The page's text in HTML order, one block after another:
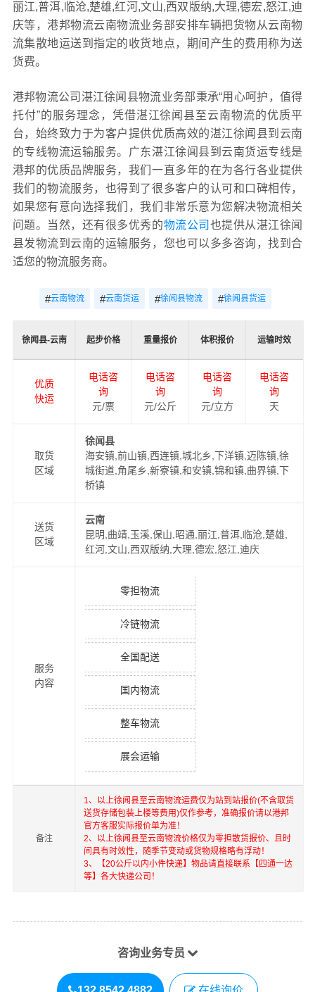
丽江,普洱,临沧,楚雄,红河,文山,西双版纳,大理,德宏,怒江,迪
庆等，港邦物流云南物流业务部安排车辆把货物从云南物
流集散地运送到指定的收货地点，期间产生的费用称为送
货费。
港邦物流公司湛江徐闻县物流业务部秉承“用心呵护，值得
托付”的服务理念，凭借湛江徐闻县至云南物流的优质平
台，始终致力于为客户提供优质高效的湛江徐闻县到云南
的专线物流运输服务。广东湛江徐闻县到云南货运专线是
港邦的优质品牌服务，我们一直多年的在为各行各业提供
我们的物流服务，也得到了很多客户的认可和口碑相传，
如果您有意向选择我们，我们非常乐意为您解决物流相关
问题。当然，还有很多优秀的物流公司 也提供从湛江徐闻
县发物流到云南的运输服务，您也可以多多咨询，找到合
适您的物流服务商。
#云南物流 #云南货运 #徐闻县物流 #徐闻县货运
徐闻县-云南 起步价格 重量报价 体积报价 运输时效
优质
快运
电话咨
询
元/票
电话咨
询
元/公斤
电话咨
询
元/立方
电话咨
询
天
取货
区域
徐闻县
海安镇,前山镇,西连镇,城北乡,下洋镇,迈陈镇,徐
城街道,角尾乡,新寮镇,和安镇,锦和镇,曲界镇,下
桥镇
送货
区域
云南
昆明,曲靖,玉溪,保山,昭通,丽江,普洱,临沧,楚雄,
红河,文山,西双版纳,大理,德宏,怒江,迪庆
服务
内容
零担物流
冷链物流
全国配送
国内物流
整车物流
展会运输
备注
1、以上徐闻县至云南物流运费仅为站到站报价(不含取货
送货存储包装上楼等费用)仅作参考，准确报价请以港邦
官方客服实际报价单为准！
2、以上徐闻县至云南物流价格仅为零担散货报价、且时
间具有时效性，随季节变动或货物规格略有浮动！
3、【20公斤以内小件快递】物品请直接联系【四通一达
等】各大快递公司！
咨询业务专员